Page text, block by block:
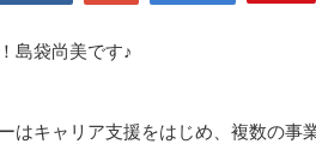
島袋尚美です♪
はキャリア支援をはじめ、複数の